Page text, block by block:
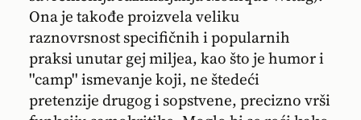
Ona je takođe proizvela veliku
raznovrsnost specifičnih i popularnih
praksi unutar gej miljea, kao što je humor i
''camp'' ismevanje koji, ne štedeći
pretenzije drugog i sopstvene, precizno vrši